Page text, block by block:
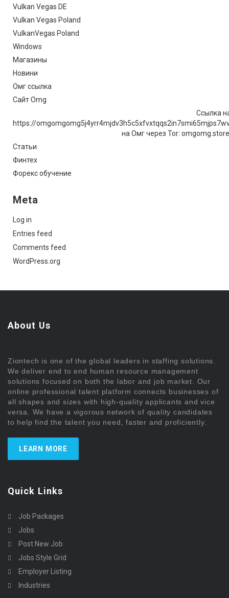
Vulkan Vegas DE
Vulkan Vegas Poland
VulkanVegas Poland
Windows
Магазины
Новини
Омг ссылка
Сайт Omg
Ссылка
https://
на Омг через Tor:
Статьи
Финтех
Форекс обучение
Meta
Log in
Entries feed
Comments feed
WordPress.org
About Us
Ziontech is one of the global leaders in staffing solutions.
We deliver end to end human resource management
solutions focused on both the labor and job market. Our
online professional talent platform connects businesses of
all shapes and sizes with high-quality applicants and vice
versa. We have a vigorous network of quality candidates
to help find the talent you need, faster and proficiently.
LEARN MORE
Quick Links
Job Packages
Jobs
Post New Job
Jobs Style Grid
Employer Listing
Industries